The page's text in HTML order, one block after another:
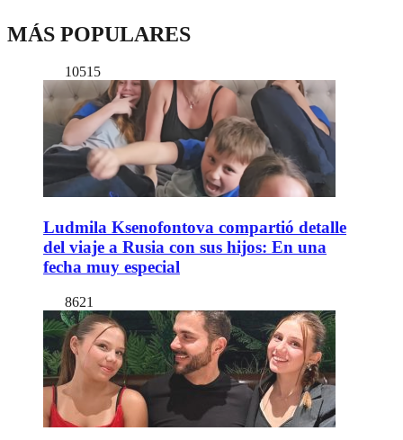
MÁS POPULARES
10515
Ludmila Ksenofontova compartió detalle
del viaje a Rusia con sus hijos: En una
fecha muy especial
8621